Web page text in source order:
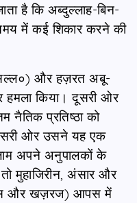
है कि अब्दुल्लाह-बिन-
में कई शिकार करने की
और हज़रत अबू-
हमला किया। दूसरी ओर
नैतिक प्रतिष्ठा को
ओर उसने यह एक
अपने अनुपालकों के
मुहाजिरीन, अंसार और
और खज़रज) आपस में